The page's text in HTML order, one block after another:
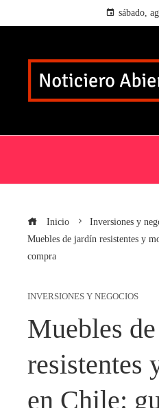
sábado,
Inicio
Inversiones y
Muebles de jardín resistentes y
compra
INVERSIONES Y NEGOCIOS
Muebles
resistentes
en Chile: